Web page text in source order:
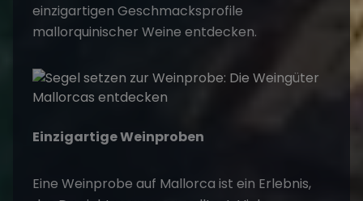
einzigartigen Geschmacksprofile
mallorquinischer Weine entdecken.
Einzigartige Weinproben
Eine Weinprobe auf Mallorca ist ein Erlebnis,